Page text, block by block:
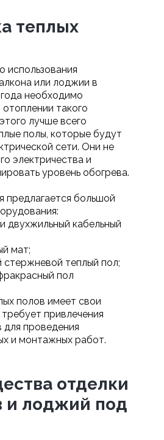
теплых
использования
или лоджии в
необходимо
такого
лучше всего
полы, которые будут
сети. Они не
электричества и
уровень обогрева.
предлагается большой
двухжильный кабельный
мат;
стержневой теплый пол;
пол
полов имеет свои
привлечения
проведения
и монтажных работ.
отделки
и лоджий под